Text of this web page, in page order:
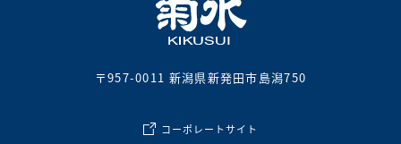
〒957-0011 新潟県新発田市島潟750
コーポレートサイト